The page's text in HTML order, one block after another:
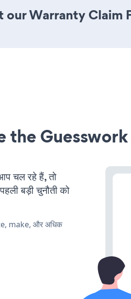
Warranty Claim
the
चल रहे हैं, तो
बड़ी चुनौती को
make, और अधिक